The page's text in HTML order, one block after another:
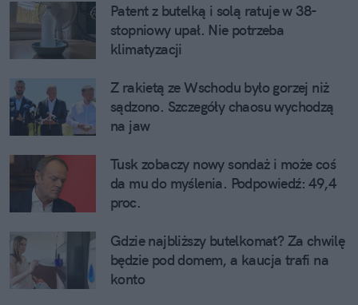
Patent z butelką i solą ratuje w 38-
stopniowy upał. Nie potrzeba
klimatyzacji
Z rakietą ze Wschodu było gorzej niż
sądzono. Szczegóły chaosu wychodzą
na jaw
Tusk zobaczy nowy sondaż i może coś
da mu do myślenia. Podpowiedź: 49,4
proc.
Gdzie najbliższy butelkomat? Za chwilę
będzie pod domem, a kaucja trafi na
konto